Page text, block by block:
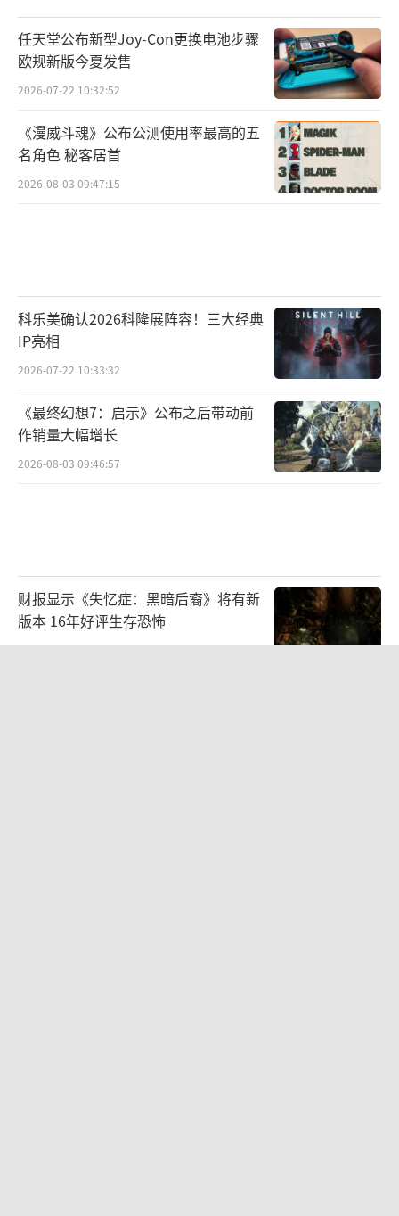
任天堂公布新型Joy-Con更换电池步骤
欧规新版今夏发售
2026-07-22 10:32:52
《漫威斗魂》公布公测使用率最高的五
名角色 秘客居首
2026-08-03 09:47:15
科乐美确认2026科隆展阵容！三大经典
IP亮相
2026-07-22 10:33:32
《最终幻想7：启示》公布之后带动前
作销量大幅增长
2026-08-03 09:46:57
财报显示《失忆症：黑暗后裔》将有新
版本 16年好评生存恐怖
2026-08-03 09:47:33